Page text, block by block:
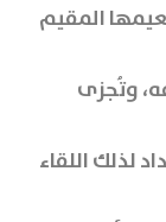
المقيم
وتُجزى
لذلك اللقاء